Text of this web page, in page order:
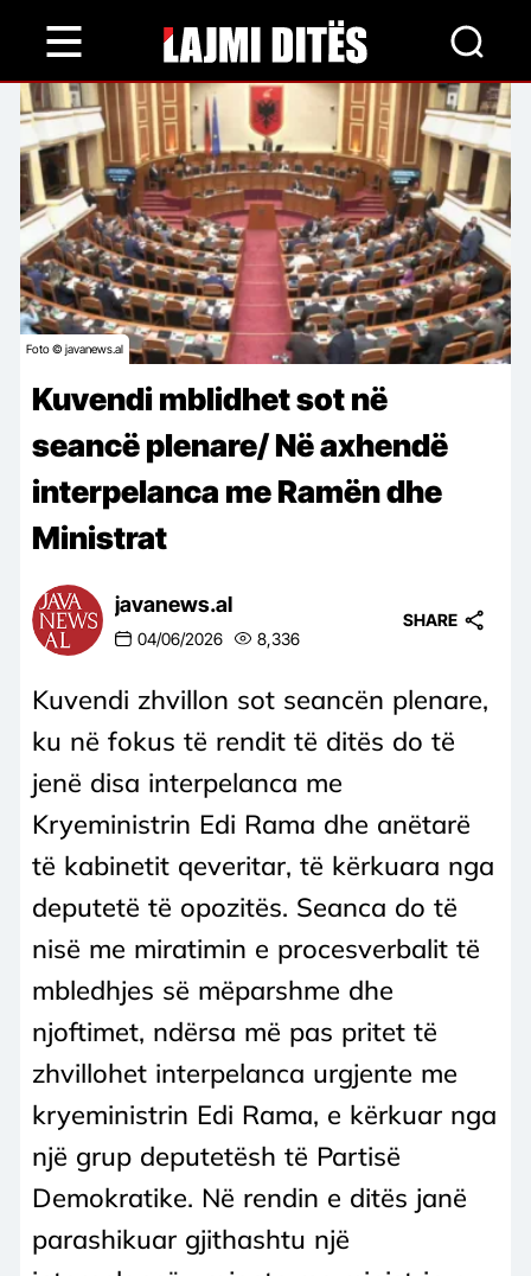
content
Foto © javanews.al
Kuvendi mblidhet sot në
seancë plenare/ Në axhendë
interpelanca me Ramën dhe
Ministrat
javanews.al
04/06/2026 8,336
SHARE
Kuvendi zhvillon sot seancën plenare,
ku në fokus të rendit të ditës do të
jenë disa interpelanca me
Kryeministrin Edi Rama dhe anëtarë
të kabinetit qeveritar, të kërkuara nga
deputetë të opozitës. Seanca do të
nisë me miratimin e procesverbalit të
mbledhjes së mëparshme dhe
njoftimet, ndërsa më pas pritet të
zhvillohet interpelanca urgjente me
kryeministrin Edi Rama, e kërkuar nga
një grup deputetësh të Partisë
Demokratike. Në rendin e ditës janë
parashikuar gjithashtu një